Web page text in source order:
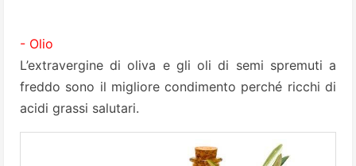
- Olio
L’extravergine di oliva e gli oli di semi spremuti a
freddo sono il migliore condimento perché ricchi di
acidi grassi salutari.